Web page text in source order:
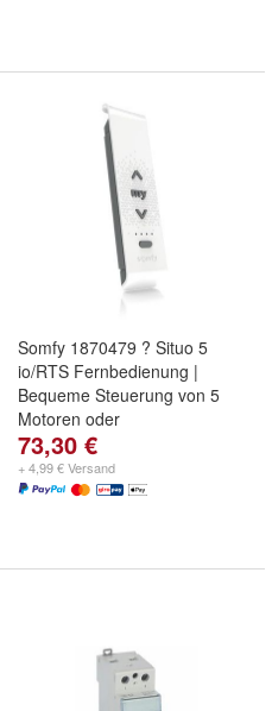
Somfy 1870479 ? Situo 5
io/RTS Fernbedienung |
Bequeme Steuerung von 5
Motoren oder
73,30 €
+ 4,99 € Versand